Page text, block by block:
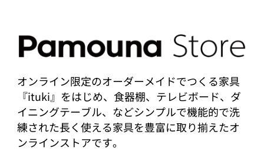
オンライン限定のオーダーメイドでつくる家具
『ituki』をはじめ、食器棚、テレビボード、ダ
イニングテーブル、などシンプルで機能的で洗
練された長く使える家具を豊富に取り揃えたオ
ンラインストアです。